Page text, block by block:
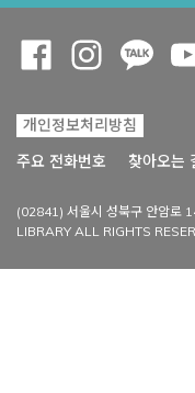
개인정보처리방침
주요 전화번호
찾아오는
(02841) 서울시 성북구 안암로
LIBRARY ALL RIGHTS
Opens a new
Opens a